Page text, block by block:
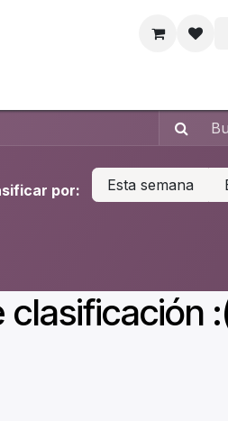
por: Esta semana
clasificación